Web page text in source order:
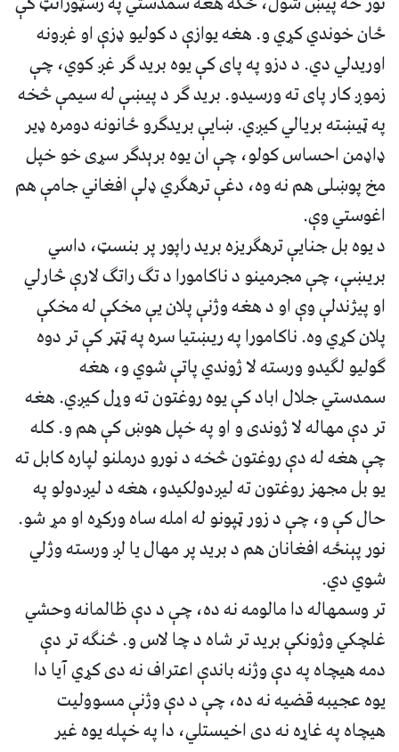
ځان خوندي کړي و. هغه یوازې د کولیو ډزې او غږونه
اوریدلي دي. د دزو په پای کې یوه برید ګر غږ کوي، چې
زموږ کار پای ته ورسیدو. برید ګر د پیښې له سیمې څخه
په ټیښته بریالي کیږي. ښایې بریدګرو ځانونه دومره ډیر
ډاډمن احساس کولو، چې ان یوه برېدګر سړی خو خپل
مخ پوښلی هم نه وه، دغې ترهګري ډلې افغاني جامې هم
اغوستي وې.
د یوه بل جنایې ترهګریزه برید راپور پر بنسټ، داسي
بریښې، چې مجرمینو د ناکامورا د تګ راتګ لارې څارلي
او پیژندلې وې او د هغه وژنې پلان یې مخکې له مخکې
پلان کړي وه. ناکامورا په ریښتیا سره په ټټر کې تر دوه
ګولیو لګیدو ورسته لا ژوندي پاتې شوي و، هغه
سمدستي جلال اباد کې یوه روغتون ته وړل کیږي. هغه
تر دې مهاله لا ژوندی و او په خپل هوښ کې هم و. کله
چې هغه له دې روغتون څخه د نورو درملنو لپاره کابل ته
یو بل مجهز روغتون ته لیږدولکیدو، هغه د لیږدولو په
حال کې و، چې د زور ټپونو له امله ساه ورکړه او مړ شو.
نور پېنځه افغانان هم د برید پر مهال یا لږ ورسته وژلي
شوي دي.
تر وسمهاله دا مالومه نه ده، چې د دې ظالمانه وحشي
غلچکي وژونکې برید تر شاه د چا لاس و. څنګه تر دې
دمه هیچاه په دې وژنه باندې اعتراف نه دی کړي آیا دا
یوه عجیبه قضیه نه ده، چې د دې وژنې مسوولیت
هیچاه په غاړه نه دی اخیستلي، دا په خپله یوه غیر